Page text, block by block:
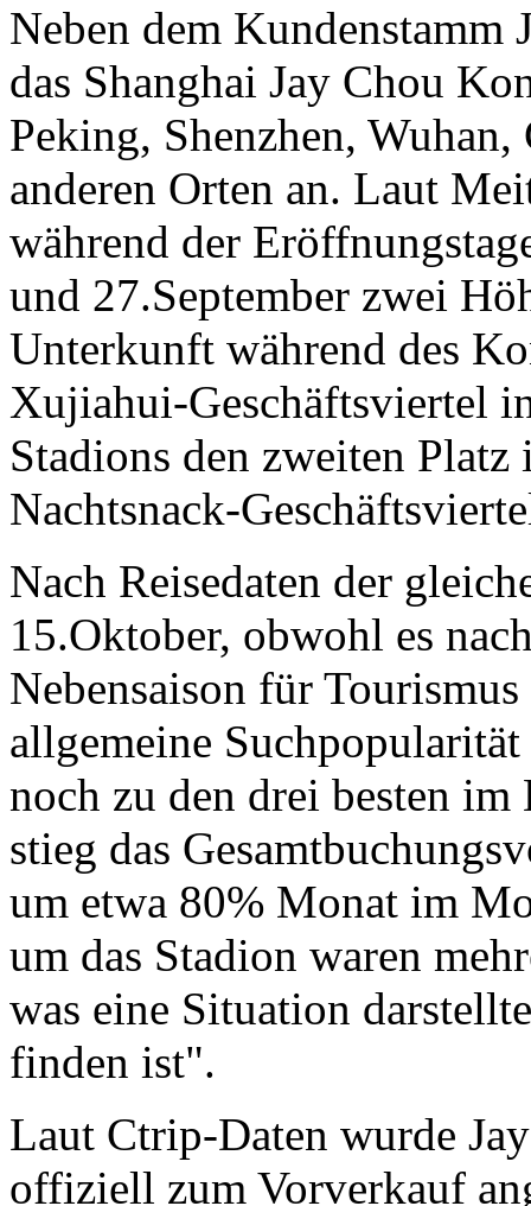
Neben dem Kundenstamm
das Shanghai Jay Chou
Peking, Shenzhen,
anderen Orten an. Laut
während der
und 27.September zwei
Unterkunft während des
Xujiahui-Geschäftsviertel
Stadions den zweiten
Nachtsnack-
Nach Reisedaten der
15.Oktober, obwohl es
Nebensaison für
allgemeine
noch zu den drei besten
stieg das
um etwa 80% Monat im
um das Stadion waren
was eine Situation
finden ist".
Laut Ctrip-Daten wurde
offiziell zum Vorverkauf